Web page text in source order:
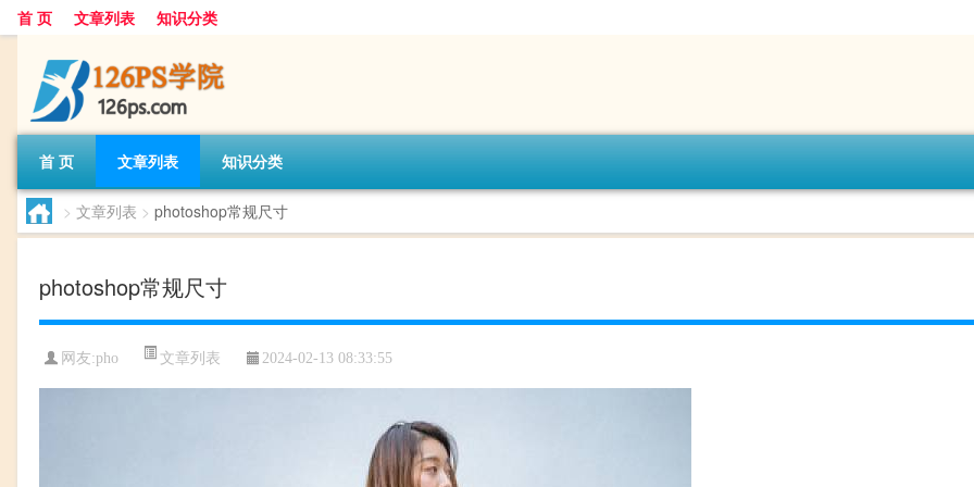
首 页 文章列表 知识分类
首 页 文章列表 知识分类
> 文章列表 > photoshop常规尺寸
photoshop常规尺寸
网友:pho 文章列表 2024-02-13 08:33:55